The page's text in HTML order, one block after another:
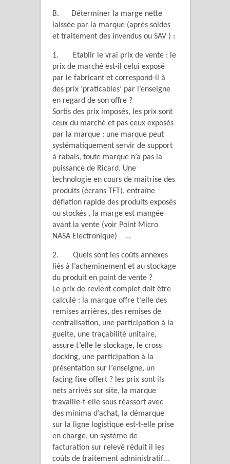
B. Déterminer la marge nette
laissée par la marque (après soldes
et traitement des invendus ou SAV ) :
1. Etablir le vrai prix de vente : le
prix de marché est-il celui exposé
par le fabricant et correspond-il à
des prix ‘praticables’ par l’enseigne
en regard de son offre ?
Sortis des prix imposés, les prix sont
ceux du marché et pas ceux exposés
par la marque : une marque peut
systématiquement servir de support
à rabais, toute marque n’a pas la
puissance de Ricard. Une
technologie en cours de maîtrise des
produits (écrans TFT), entraîne
déflation rapide des produits exposés
ou stockés , la marge est mangée
avant la vente (voir Point Micro
NASA Electronique) …
2. Quels sont les coûts annexes
liés à l’acheminement et au stockage
du produit en point de vente ?
Le prix de revient complet doit être
calculé : la marque offre t’elle des
remises arrières, des remises de
centralisation, une participation à la
guelte, une traçabilité unitaire,
assure t’elle le stockage, le cross
docking, une participation à la
présentation sur l’enseigne, un
facing fixe offert ? les prix sont ils
nets arrivés sur site, la marque
travaille-t-elle sous réassort avec
des minima d’achat, la démarque
sur la ligne logistique est-t-elle prise
en charge, un système de
facturation sur relevé réduit il les
coûts de traitement administratif…